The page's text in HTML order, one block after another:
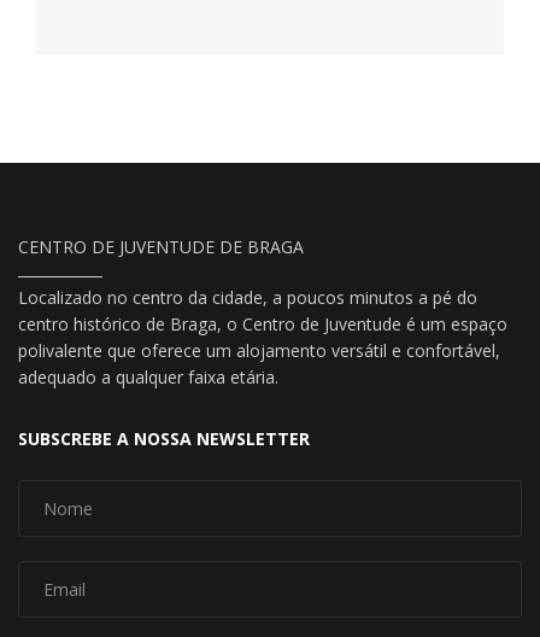
CENTRO DE JUVENTUDE DE BRAGA
Localizado no centro da cidade, a poucos minutos a pé do
centro histórico de Braga, o Centro de Juventude é um espaço
polivalente que oferece um alojamento versátil e confortável,
adequado a qualquer faixa etária.
SUBSCREBE A NOSSA NEWSLETTER